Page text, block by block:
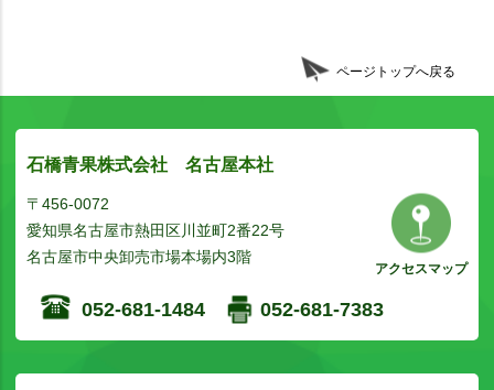
ページトップへ戻る
石橋青果株式会社 名古屋本社
〒456-0072
愛知県名古屋市熱田区川並町2番22号
名古屋市中央卸売市場本場内3階
アクセスマップ
052-681-1484 052-681-7383